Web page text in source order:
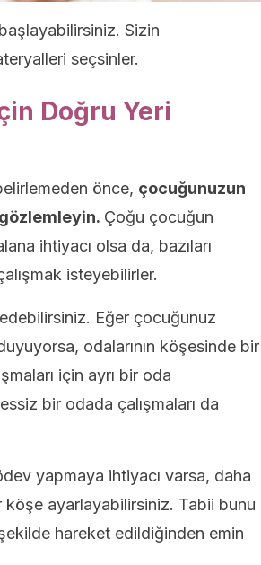
Sizin
seçsinler.
Doğru Yeri
önce, çocuğunuzun
gözlemleyin. Çoğu çocuğun
ihtiyacı olsa da, bazıları
isteyebilirler.
Eğer çocuğunuz
odalarının köşesinde bir
için ayrı bir oda
bir odada çalışmaları da
yapmaya ihtiyacı varsa, daha
ayarlayabilirsiniz. Tabii bunu
hareket edildiğinden emin